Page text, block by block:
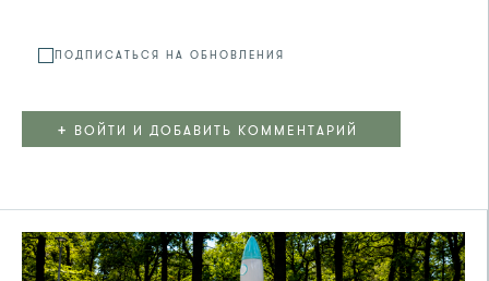
ПОДПИСАТЬСЯ НА ОБНОВЛЕНИЯ
+ ВОЙТИ И ДОБАВИТЬ КОММЕНТАРИЙ